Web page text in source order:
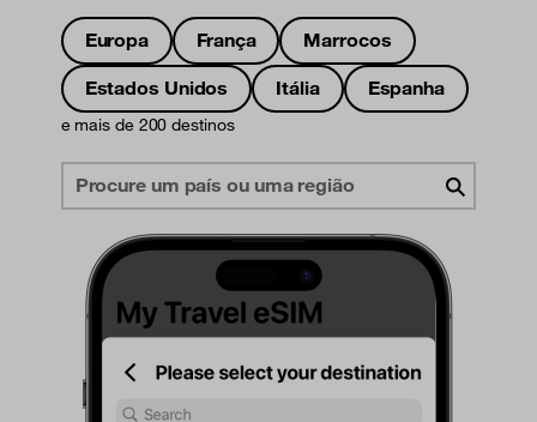
Europa França
Marrocos
Estados Unidos
Itália Espanha
e mais de 200 destinos